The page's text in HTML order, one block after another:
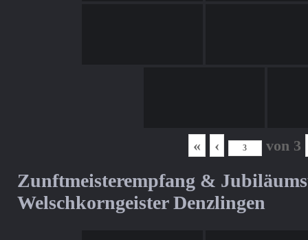
« ‹ von 3
Zunftmeisterempfang &
Welschkorngeister Denzlingen